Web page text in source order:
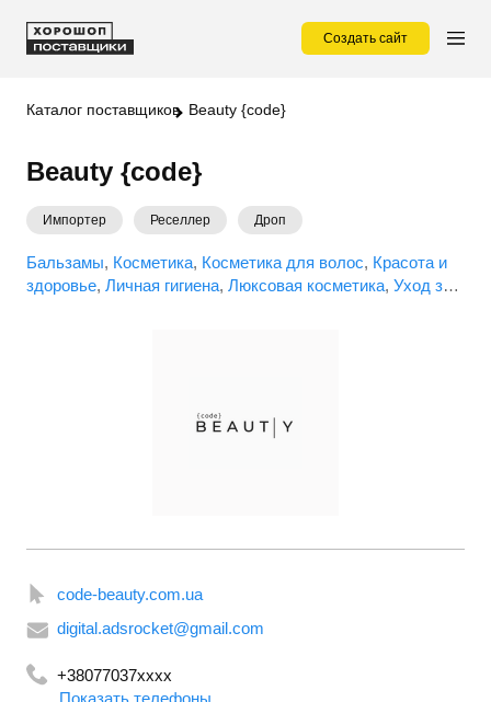
Создать сайт
Каталог поставщиков Beauty {code}
Beauty {code}
Импортер Реселлер Дроп
Бальзамы Косметика Косметика для волос Красота и
здоровье Личная гигиена Люксовая косметика Уход за
code-beauty.com.ua
digital.adsrocket@gmail.com
+38077037xxxx
Показать телефоны